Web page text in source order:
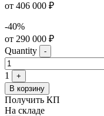
от 406 000 ₽
-40%
от 290 000 ₽
Quantity
-
1
+
В корзину
Получить КП
На складе